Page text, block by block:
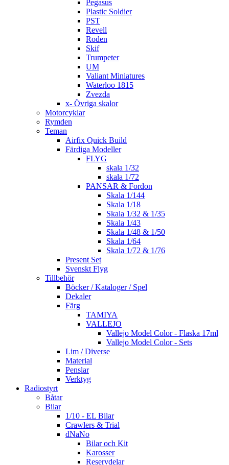
Pegasus
Plastic Soldier
PST
Revell
Roden
Skif
Trumpeter
UM
Valiant Miniatures
Waterloo 1815
Zvezda
x- Övriga skalor
Motorcyklar
Rymden
Teman
Airfix Quick Build
Färdiga Modeller
FLYG
skala 1/32
skala 1/72
PANSAR & Fordon
Skala 1/144
Skala 1/18
Skala 1/32 & 1/35
Skala 1/43
Skala 1/48 & 1/50
Skala 1/64
Skala 1/72 & 1/76
Present Set
Svenskt Flyg
Tillbehör
Böcker / Kataloger / Spel
Dekaler
Färg
TAMIYA
VALLEJO
Vallejo Model Color - Flaska 17ml
Vallejo Model Color - Sets
Lim / Diverse
Material
Penslar
Verktyg
Radiostyrt
Båtar
Bilar
1/10 - EL Bilar
Crawlers & Trial
dNaNo
Bilar och Kit
Karosser
Reservdelar